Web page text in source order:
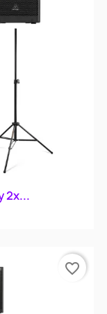
2x...
favorite_border